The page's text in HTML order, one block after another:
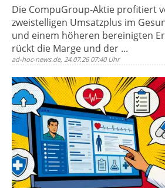
Die CompuGroup-Aktie profitiert
zweistelligen Umsatzplus im
und einem höheren bereinigten
rückt die Marge und der ...
ad-hoc-news.de, 24.07.26 07:40 Uhr